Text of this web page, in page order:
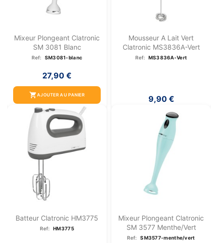
Mixeur Plongeant Clatronic
SM 3081 Blanc
Ref: SM3081-blanc
27,90 €
shopping_cartAJOUTER AU PANIER
Mousseur A Lait Vert
Clatronic MS3836A-Vert
Ref: MS3836A-Vert
9,90 €
Batteur Clatronic HM3775
Ref: HM3775
Mixeur Plongeant Clatronic
SM 3577 Menthe/vert
Ref: SM3577-menthe/vert